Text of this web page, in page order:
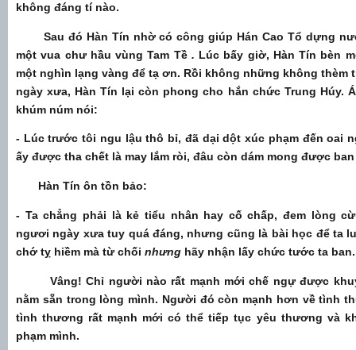
không đáng tí nào.
Sau đó Hàn Tín nhờ có công giúp Hán Cao Tổ dựng
một vua chư hầu vùng Tam Tề . Lúc bấy giờ, Hàn Tín bèn
một nghìn lạng vàng để tạ ơn. Rồi không những không thèm
ngày xưa, Hàn Tín lại còn phong cho hắn chức Trung Húy.
khúm núm nói:
- Lúc trước tôi ngu lậu thô bỉ, đã dại dột xúc phạm đến oai
ấy được tha chết là may lắm ròi, đâu còn dám mong được
Hàn Tín ôn tồn bảo:
- Ta chẳng phải là kẻ tiểu nhân hay cố chấp, đem lòng
ngươi ngày xưa tuy quá đáng, nhưng cũng là bài học để ta
chớ tỵ hiềm mà từ chối nhưng hãy nhận lấy chức tước ta
Vâng! Chỉ người nào rất mạnh mới chế ngự được
nằm sẵn trong lòng mình. Người đó còn mạnh hơn về tình
tình thương rất mạnh mới có thể tiếp tục yêu thương và
phạm mình.